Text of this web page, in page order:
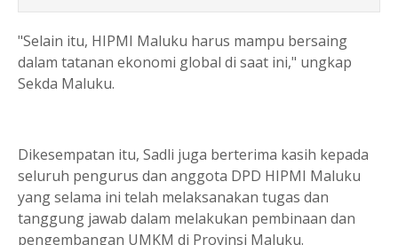
"Selain itu, HIPMI Maluku harus mampu bersaing
dalam tatanan ekonomi global di saat ini," ungkap
Sekda Maluku.
Dikesempatan itu, Sadli juga berterima kasih kepada
seluruh pengurus dan anggota DPD HIPMI Maluku
yang selama ini telah melaksanakan tugas dan
tanggung jawab dalam melakukan pembinaan dan
pengembangan UMKM di Provinsi Maluku.